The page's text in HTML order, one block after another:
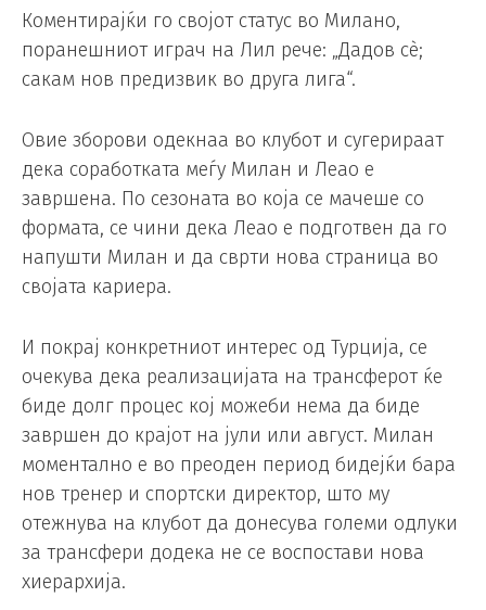
Коментирајќи го својот статус во Милано,
поранешниот играч на Лил рече: „Дадов сè;
сакам нов предизвик во друга лига“.
Овие зборови одекнаа во клубот и сугерираат
дека соработката меѓу Милан и Леао е
завршена. По сезоната во која се мачеше со
формата, се чини дека Леао е подготвен да го
напушти Милан и да сврти нова страница во
својата кариера.
И покрај конкретниот интерес од Турција, се
очекува дека реализацијата на трансферот ќе
биде долг процес кој можеби нема да биде
завршен до крајот на јули или август. Милан
моментално е во преоден период бидејќи бара
нов тренер и спортски директор, што му
отежнува на клубот да донесува големи одлуки
за трансфери додека не се воспостави нова
хиерархија.